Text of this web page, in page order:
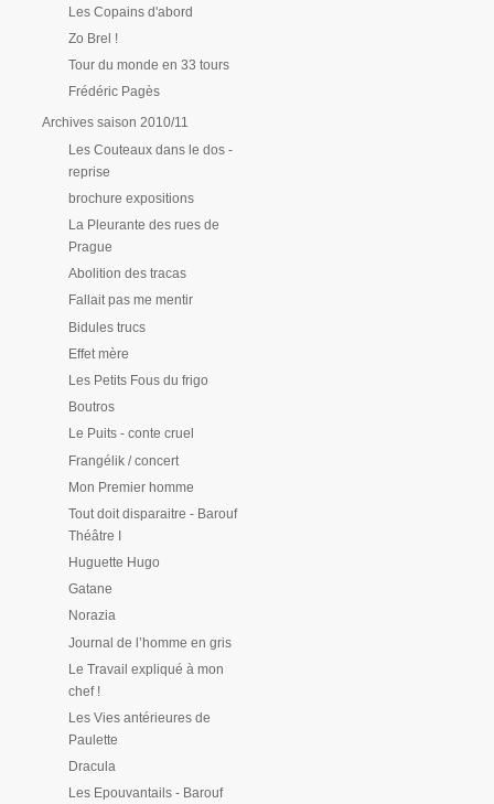
Les Copains d'abord
Zo Brel !
Tour du monde en 33 tours
Frédéric Pagès
Archives saison 2010/11
Les Couteaux dans le dos -
reprise
brochure expositions
La Pleurante des rues de
Prague
Abolition des tracas
Fallait pas me mentir
Bidules trucs
Effet mère
Les Petits Fous du frigo
Boutros
Le Puits - conte cruel
Frangélik / concert
Mon Premier homme
Tout doit disparaitre - Barouf
Théâtre I
Huguette Hugo
Gatane
Norazia
Journal de l’homme en gris
Le Travail expliqué à mon
chef !
Les Vies antérieures de
Paulette
Dracula
Les Epouvantails - Barouf